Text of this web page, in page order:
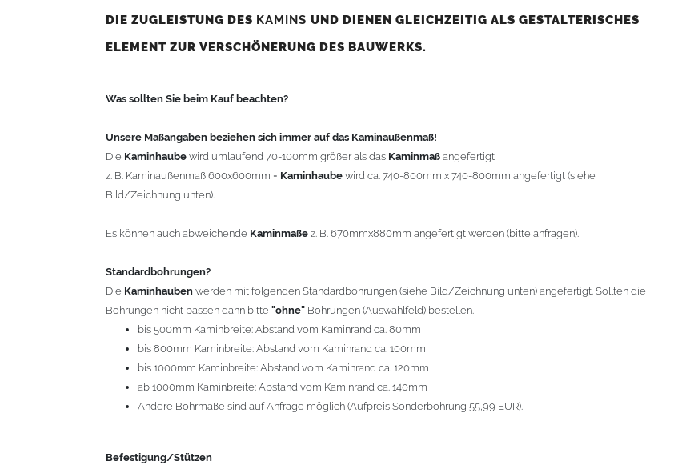
Bohrungen nicht passen dann bitte"ohne"Bohrungen (Auswahlfeld) bestellen.
bis 500mm Kaminbreite: Abstand vom Kaminrand ca. 80mm
ab 1000mm Kaminbreite: Abstand vom Kaminrand ca. 140mm
Befestigung/Stützen
Kaminhaubewird inkl.Edelstahl
kann mit längeren Stützen bis Höhe 450mm geliefert werden (Aufpreis 42,89 EUR).
Kaminkopfabdeckung
Kaminhaubewirdohne Kaminkopfabdeckunggeliefert.Kaminkopfabdeckungenfinden Sie unter
Kaminabdeckung".
Es stehen insgesamt 20 verschiedene Typen zur Auswahl. Bitte imAuswahlfeld
Standardhauben siehe Auswahlfeld: 01 Haus,03 Welle (unser Topseller)
12 Laube, 13 Schwalbe, 14 Sattel Welle, 15 Welle 90° gedreht, 17 Dach, 18 Plafond 2, 19 S-Line, 20 Pult
Die Typen 02 (Bogen), 06 (Krempe), 09 (Pagode), 10 (Sauerland), 16 (Galicia) werden nur in Materialdicke 1,5mm
DIE ZUGLEISTUNG DES KAMINS UND DIENEN GLEICHZEITIG ALS GESTALTERISCHES
ELEMENT ZUR VERSCHÖNERUNG DES BAUWERKS.
Was sollten Sie beim Kauf beachten?
Unsere Maßangaben beziehen sich immer auf das Kaminaußenmaß!
Die Kaminhaube wird umlaufend 70-100mm größer als das Kaminmaß angefertigt
z. B. Kaminaußenmaß 600x600mm = Kaminhaube wird ca. 740-800mm x 740-800mm angefertigt (siehe
Bild/Zeichnung unten).
Es können auch abweichende Kaminmaße z. B. 670mmx880mm angefertigt werden (bitte anfragen).
Standardbohrungen?
Die Kaminhauben werden mit folgenden Standardbohrungen (siehe Bild/Zeichnung unten) angefertigt. Sollten die
Bohrungen nicht passen dann bitte "ohne" Bohrungen (Auswahlfeld) bestellen.
bis 500mm Kaminbreite: Abstand vom Kaminrand ca. 80mm
bis 800mm Kaminbreite: Abstand vom Kaminrand ca. 100mm
bis 1000mm Kaminbreite: Abstand vom Kaminrand ca. 120mm
ab 1000mm Kaminbreite: Abstand vom Kaminrand ca. 140mm
Andere Bohrmaße sind auf Anfrage möglich (Aufpreis Sonderbohrung 55,99 EUR).
Befestigung/Stützen